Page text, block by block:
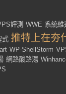
評測 WWE 系統維
式 推特上在夯
WP-ShellStorm
網路酸路湯